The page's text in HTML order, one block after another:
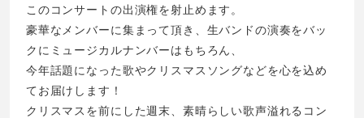
このコンサートの出演権を射止めます。
豪華なメンバーに集まって頂き、生バンドの演奏をバッ
クにミュージカルナンバーはもちろん、
今年話題になった歌やクリスマスソングなどを心を込め
てお届けします！
クリスマスを前にした週末、素晴らしい歌声溢れるコン